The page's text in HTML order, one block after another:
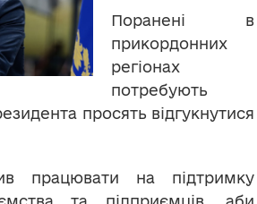
Поранені в
прикордонних
регіонах
потребують
просять відгукнутися
працювати на підтримку